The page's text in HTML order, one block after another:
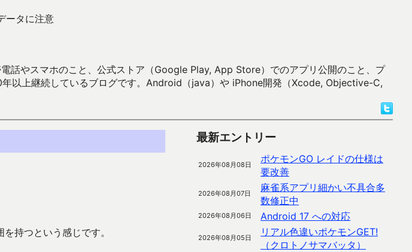
ータに注意
話やスマホのこと、公式ストア（Google Play, App Store）でのアプリ公開のこと、プ
以上継続しているブログです。Android（java）や iPhone開発（Xcode, Objective-C,
持つという感じです。
最新エントリー
2026年08月08日
ポケモンGO レイドの仕様は
要改善
2026年08月07日
麻雀系アプリ細かい不具合多
数修正中
2026年08月06日 Android 17 への対応
2026年08月05日
リアル色違いポケモンGET!
（クロトノサマバッタ）